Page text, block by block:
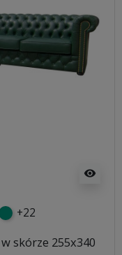
visibility
+22
skórze 255x340